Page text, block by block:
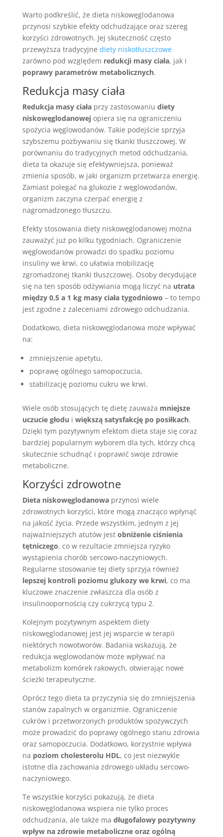
Warto podkreślić, że dieta niskowęglodanowa
przynosi szybkie efekty odchudzające oraz szereg
korzyści zdrowotnych. Jej skuteczność często
przewyższa tradycyjne diety niskotłuszczowe
zarówno pod względem redukcji masy ciała, jak i
poprawy parametrów metabolicznych.
Redukcja masy ciała
Redukcja masy ciałaprzy zastosowaniu diety
niskowęglodanowejopiera się na ograniczeniu
spożycia węglowodanów. Takie podejście sprzyja
szybszemu pozbywaniu się tkanki tłuszczowej. W
porównaniu do tradycyjnych metod odchudzania,
dieta ta okazuje się efektywniejsza, ponieważ
zmienia sposób, w jaki organizm przetwarza energię.
Zamiast polegać na glukozie z węglowodanów,
organizm zaczyna czerpać energię z
nagromadzonego tłuszczu.
Efekty stosowania diety niskowęglodanowej można
zauważyć już po kilku tygodniach. Ograniczenie
węglowodanów prowadzi do spadku poziomu
insuliny we krwi, co ułatwia mobilizację
zgromadzonej tkanki tłuszczowej. Osoby decydujące
się na ten sposób odżywiania mogą liczyć na utrata
między 0,5 a 1 kg masy ciała tygodniowo – to tempo
jest zgodne z zaleceniami zdrowego odchudzania.
Dodatkowo, dieta niskowęglodanowa może wpływać
na:
zmniejszenie apetytu,
poprawę ogólnego samopoczucia,
stabilizację poziomu cukru we krwi.
Wiele osób stosujących tę dietę zauważa mniejsze
uczucie głodu i większą satysfakcję po posiłkach.
Dzięki tym pozytywnym efektom dieta staje się coraz
bardziej popularnym wyborem dla tych, którzy chcą
skutecznie schudnąć i poprawić swoje zdrowie
metaboliczne.
Korzyści zdrowotne
Dieta niskowęglodanowaprzynosi wiele
zdrowotnych korzyści, które mogą znacząco wpłynąć
na jakość życia. Przede wszystkim, jednym z jej
najważniejszych atutów jest obniżenie ciśnienia
tętniczego, co w rezultacie zmniejsza ryzyko
wystąpienia chorób sercowo-naczyniowych.
Regularne stosowanie tej diety sprzyja również
lepszej kontroli poziomu glukozy we krwi, co ma
kluczowe znaczenie zwłaszcza dla osób z
insulinoopornością czy cukrzycą typu 2.
Kolejnym pozytywnym aspektem diety
niskowęglodanowej jest jej wsparcie w terapii
niektórych nowotworów. Badania wskazują, że
redukcja węglowodanów może wpływać na
metabolizm komórek rakowych, otwierając nowe
ścieżki terapeutyczne.
Oprócz tego dieta ta przyczynia się do zmniejszenia
stanów zapalnych w organizmie. Ograniczenie
cukrów i przetworzonych produktów spożywczych
może prowadzić do poprawy ogólnego stanu zdrowia
oraz samopoczucia. Dodatkowo, korzystnie wpływa
na poziom cholesterolu HDL, co jest niezwykle
istotne dla zachowania zdrowego układu sercowo-
naczyniowego.
Te wszystkie korzyści pokazują, że dieta
niskowęglodanowa wspiera nie tylko proces
odchudzania, ale także ma długofalowy pozytywny
wpływ na zdrowie metaboliczne oraz ogólną